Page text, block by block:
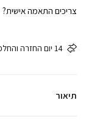
צריכים התאמה אישית?
14 יום החזרה והחלפה
תיאור